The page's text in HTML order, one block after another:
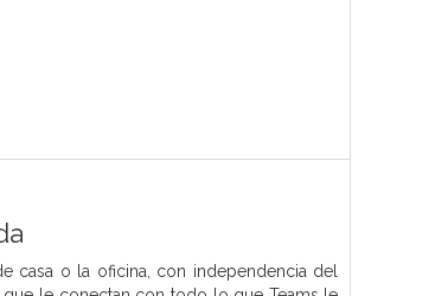
casa o la oficina, con independencia del